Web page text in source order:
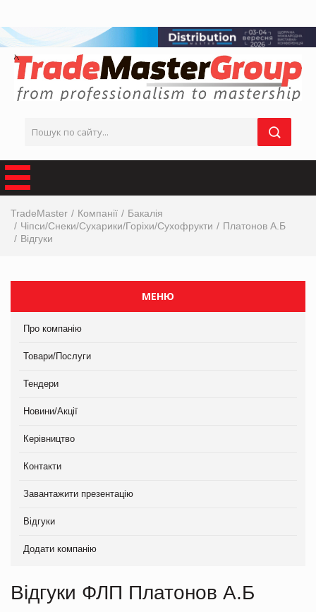
TradeMaster Компанії
Бакалія
Чіпси/Снеки/Сухарики/Горіхи/Сухофрукти
Платонов А.Б
Відгуки
МЕНЮ
Про компанію
Товари/Послуги
Тендери
Новини/Акції
Керівництво
Контакти
Завантажити презентацію
Відгуки
Додати компанію
Відгуки ФЛП Платонов А.Б